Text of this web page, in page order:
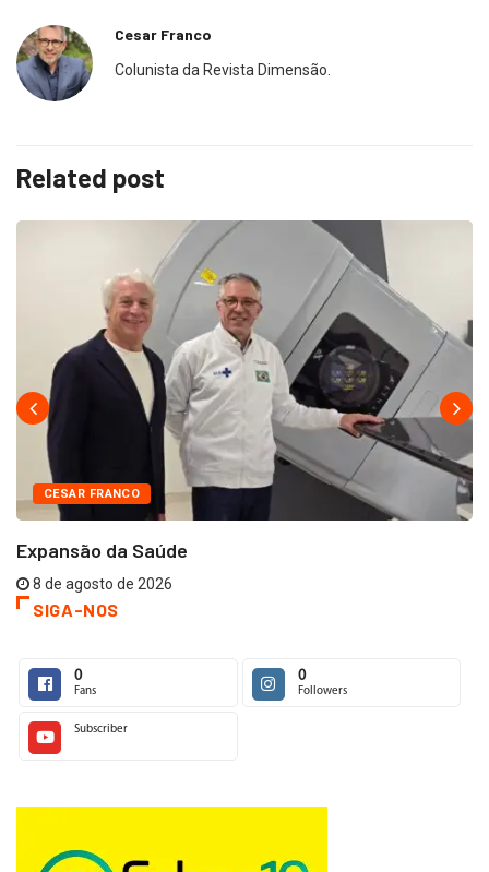
Cesar Franco
Colunista da Revista Dimensão.
Related post
CESAR FRANCO
Expansão da Saúde
8 de agosto de 2026
SIGA-NOS
0
Fans
0
Followers
Subscriber